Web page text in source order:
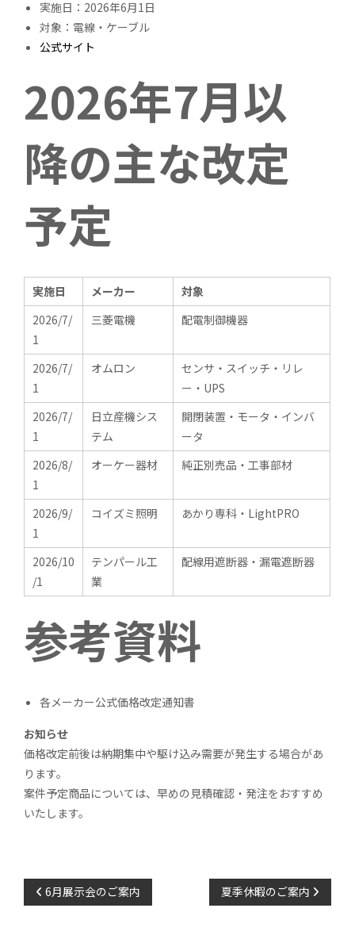
実施日：2026年6月1日
対象：電線・ケーブル
公式サイト
2026年7月以
降の主な改定
予定
実施日 メーカー
対象
2026/7/
1
三菱電機 配電制御機器
2026/7/
1
オムロン
センサ・スイッチ・リレ
ー・UPS
2026/7/
1
日立産機シス
テム
開閉装置・モータ・インバ
ータ
2026/8/
1
オーケー器材 純正別売品・工事部材
2026/9/
1
コイズミ照明 あかり専科・LightPRO
2026/10
/1
テンパール工
業
配線用遮断器・漏電遮断器
参考資料
各メーカー公式価格改定通知書
お知らせ
価格改定前後は納期集中や駆け込み需要が発生する場合があ
ります。
案件予定商品については、早めの見積確認・発注をおすすめ
いたします。
投6月展示会のご案内 夏季休暇のご案内